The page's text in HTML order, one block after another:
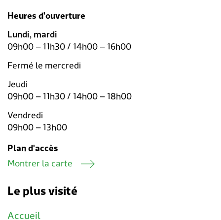
Heures d'ouverture
Lundi, mardi
09h00 – 11h30 / 14h00 – 16h00
Fermé le mercredi
Jeudi
09h00 – 11h30 / 14h00 – 18h00
Vendredi
09h00 – 13h00
Plan d'accès
Montrer la carte
Le plus visité
Accueil